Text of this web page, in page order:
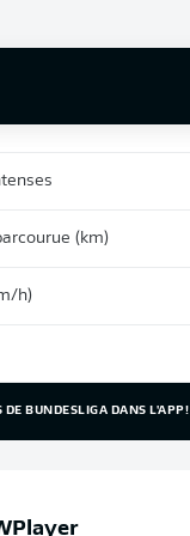
(km)
h)
DE BUNDESLIGA DANS L'APP!